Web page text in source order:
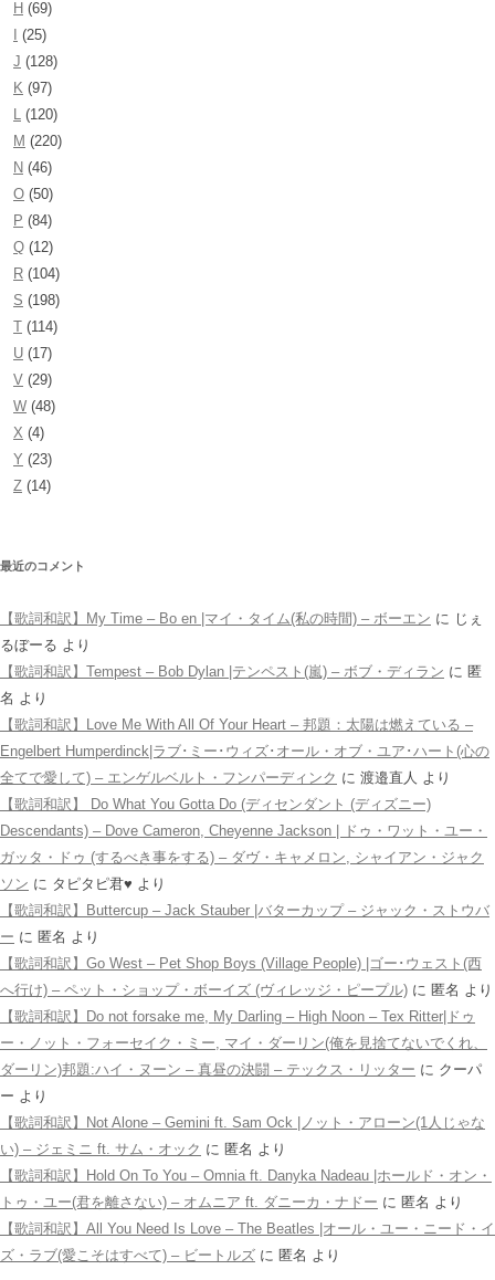
H (69)
(25)
J (128)
K (97)
L (120)
M (220)
N (46)
O (50)
P (84)
Q (12)
R (104)
S (198)
T (114)
U (17)
V (29)
W (48)
X (4)
Y (23)
Z (14)
最近のコメント
【歌詞和訳】My Time – Bo en |マイ・タイム(私の時間) – ボーエン に じぇ
るぼーる より
【歌詞和訳】Tempest – Bob Dylan |テンペスト(嵐) – ボブ・ディラン に 匿
名 より
【歌詞和訳】Love Me With All Of Your Heart – 邦題：太陽は燃えている –
Engelbert Humperdinck|ラブ･ミー･ウィズ･オール・オブ・ユア･ハート(心の
全てで愛して) – エンゲルベルト・フンパーディンク に 渡邉直人 より
【歌詞和訳】 Do What You Gotta Do (ディセンダント (ディズニー)
Descendants) – Dove Cameron, Cheyenne Jackson | ドゥ・ワット・ユー・
ガッタ・ドゥ (するべき事をする) – ダヴ・キャメロン, シャイアン・ジャク
ソン に タピタピ君♥️ より
【歌詞和訳】Buttercup – Jack Stauber |バターカップ – ジャック・ストウバ
ー に 匿名 より
【歌詞和訳】Go West – Pet Shop Boys (Village People) |ゴー･ウェスト(西
へ行け) – ペット・ショップ・ボーイズ (ヴィレッジ・ピープル) に 匿名 より
【歌詞和訳】Do not forsake me, My Darling – High Noon – Tex Ritter|ドゥ
ー・ノット・フォーセイク・ミー, マイ・ダーリン(俺を見捨てないでくれ、
ダーリン)邦題:ハイ・ヌーン – 真昼の決闘 – テックス・リッター に クーパ
ー より
【歌詞和訳】Not Alone – Gemini ft. Sam Ock |ノット・アローン(1人じゃな
い) – ジェミニ ft. サム・オック に 匿名 より
【歌詞和訳】Hold On To You – Omnia ft. Danyka Nadeau |ホールド・オン・
トゥ・ユー(君を離さない) – オムニア ft. ダニーカ・ナドー に 匿名 より
【歌詞和訳】All You Need Is Love – The Beatles |オール・ユー・ニード・イ
ズ・ラブ(愛こそはすべて) – ビートルズ に 匿名 より